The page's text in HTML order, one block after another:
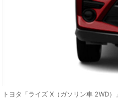
トヨタ「ライズ X（ガソリン車 2WD）」